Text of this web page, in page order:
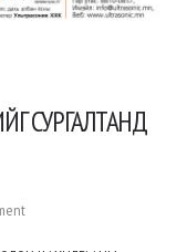
СУРГАЛТАНД